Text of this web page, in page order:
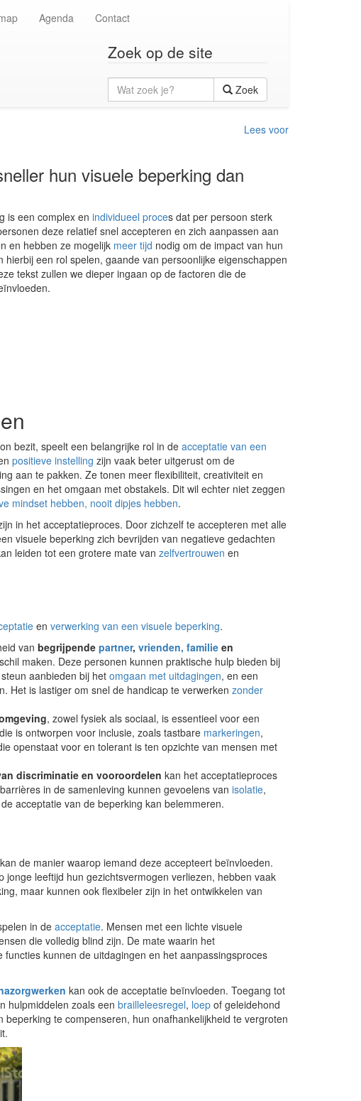
Agenda Contact
Zoek op de site
Wat
zoek
je?
Zoek
Lees voor
hun visuele beperking dan
is een complex en individueel proces dat per persoon sterk
deze relatief snel accepteren en zich aanpassen aan
en hebben ze mogelijk meer tijd nodig om de impact van hun
hierbij een rol spelen, gaande van persoonlijke eigenschappen
tekst zullen we dieper ingaan op de factoren die de
bezit, speelt een belangrijke rol in de acceptatie van een
positieve instelling zijn vaak beter uitgerust om de
aan te pakken. Ze tonen meer flexibiliteit, creativiteit en
en het omgaan met obstakels. Dit wil echter niet zeggen
mindset hebben, nooit dipjes hebben.
in het acceptatieproces. Door zichzelf te accepteren met alle
visuele beperking zich bevrijden van negatieve gedachten
leiden tot een grotere mate van zelfvertrouwen en
en verwerking van een visuele beperking.
van begrijpende partner, vrienden, familie en
maken. Deze personen kunnen praktische hulp bieden bij
aanbieden bij het omgaan met uitdagingen, en een
Het is lastiger om snel de handicap te verwerken zonder
, zowel fysiek als sociaal, is essentieel voor een
is ontworpen voor inclusie, zoals tastbare markeringen,
openstaat voor en tolerant is ten opzichte van mensen met
discriminatie en vooroordelen kan het acceptatieproces
in de samenleving kunnen gevoelens van isolatie,
acceptatie van de beperking kan belemmeren.
kan de manier waarop iemand deze accepteert beïnvloeden.
jonge leeftijd hun gezichtsvermogen verliezen, hebben vaak
maar kunnen ook flexibeler zijn in het ontwikkelen van
in de acceptatie. Mensen met een lichte visuele
die volledig blind zijn. De mate waarin het
kunnen de uitdagingen en het aanpassingsproces
kan ook de acceptatie beïnvloeden. Toegang tot
hulpmiddelen zoals een brailleleesregel, loep of geleidehond
te compenseren, hun onafhankelijkheid te vergroten